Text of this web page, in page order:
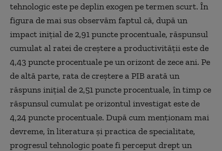
tehnologic este pe deplin exogen pe termen scurt. În
figura de mai sus observăm faptul că, după un
impact inițial de 2,91 puncte procentuale, răspunsul
cumulat al ratei de creștere a productivității este de
4,43 puncte procentuale pe un orizont de zece ani. Pe
de altă parte, rata de creștere a PIB arată un
răspuns inițial de 2,51 puncte procentuale, în timp ce
răspunsul cumulat pe orizontul investigat este de
4,24 puncte procentuale. După cum menționam mai
devreme, în literatura și practica de specialitate,
progresul tehnologic poate fi perceput drept un